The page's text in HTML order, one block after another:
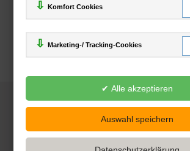
Komfort Cookies
Marketing-/ Tracking-Cookies
Deutsche-Buchhandlung.de
www.deutsche-buchhandlung.de ist ein Angebot
Powered by Inooga